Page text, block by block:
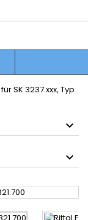
SK 3237.xxx, Typ